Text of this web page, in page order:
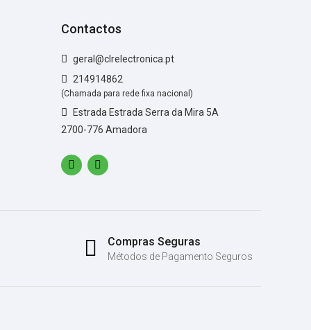
Contactos
geral@clrelectronica.pt
214914862
(Chamada para rede fixa nacional)
Estrada Estrada Serra da Mira 5A
2700-776 Amadora
Compras Seguras
Métodos de Pagamento Seguros